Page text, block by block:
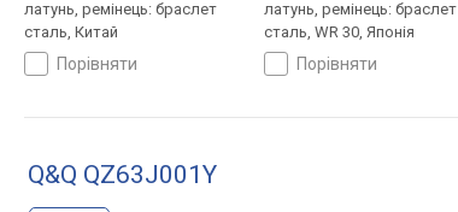
латунь, ремінець: браслет
сталь, Китай
порівняти
латунь, ремінець: браслет
сталь, WR 30, Японія
порівняти
Q&Q QZ63J001Y